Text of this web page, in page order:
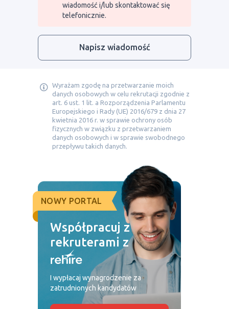
wiadomość i/lub skontaktować się
telefonicznie.
Napisz wiadomość
Wyrażam zgodę na przetwarzanie moich
danych osobowych w celu rekrutacji zgodnie z
art. 6 ust. 1 lit. a Rozporządzenia Parlamentu
Europejskiego i Rady (UE) 2016/679 z dnia 27
kwietnia 2016 r. w sprawie ochrony osób
fizycznych w związku z przetwarzaniem
danych osobowych i w sprawie swobodnego
przepływu takich danych.
NOWY PORTAL
Współpracuj z
rekruterami z
I wypłacaj wynagrodzenie za
zatrudnionych kandydatów